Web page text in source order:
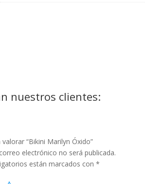
nuestros clientes:
“Bikini Marilyn Óxido”
electrónico no será publicada.
están marcados con *